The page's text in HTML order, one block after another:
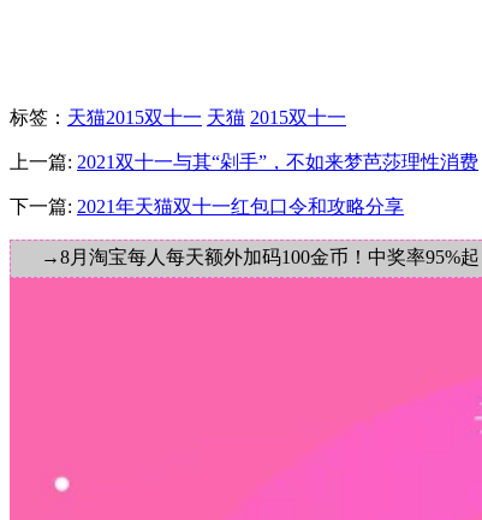
标签 ： 天猫2015双十一 天猫 2015双十一
上一篇: 2021双十一与其“剁手”，不如来梦芭莎理性消费
下一篇: 2021年天猫双十一红包口令和攻略分享
→8月淘宝每人每天额外加码100金币！中奖率95%